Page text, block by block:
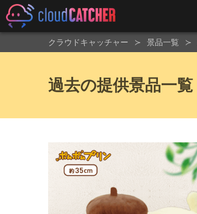
クラウドキャッチャー 景品一覧
過去の提供景品一覧